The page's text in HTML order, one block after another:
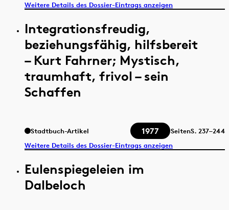
Weitere Details des Dossier-Eintrags anzeigen
Integrationsfreudig,
beziehungsfähig, hilfsbereit
– Kurt Fahrner; Mystisch,
traumhaft, frivol – sein
Schaffen
Stadtbuch-Artikel 1977 SeitenS. 237–244
Weitere Details des Dossier-Eintrags anzeigen
Eulenspiegeleien im
Dalbeloch